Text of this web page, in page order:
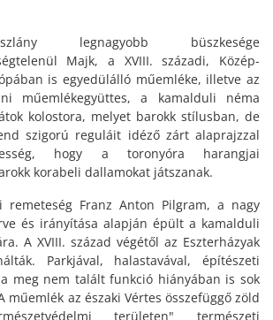
legnagyobb büszkesége
Majk, a XVIII. századi, Közép-
is egyedülálló műemléke, illetve az
műemlékegyüttes, a kamalduli néma
kolostora, melyet barokk stílusban, de
szigorú reguláit idéző zárt alaprajzzal
hogy a toronyóra harangjai
korabeli dallamokat játszanak.
remeteség Franz Anton Pilgram, a nagy
és irányítása alapján épült a kamalduli
A XVIII. század végétől az Eszterházyak
Parkjával, halastavával, építészeti
meg nem talált funkció hiányában is sok
műemlék az északi Vértes összefüggő zöld
területen" természeti